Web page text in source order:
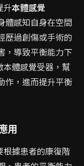
升本體感覺
感知自身在空間
歷過創傷或手術的
，導致平衡能力下
體感覺受器，幫
作，進而提升平衡
用
根據患者的康復階